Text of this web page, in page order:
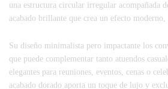
una estructura circular irregular acompañada
acabado brillante que crea un efecto
Su diseño minimalista pero impactante los
que puede complementar tanto atuendos
elegantes para reuniones, eventos, cenas o
acabado dorado aporta un toque de lujo y